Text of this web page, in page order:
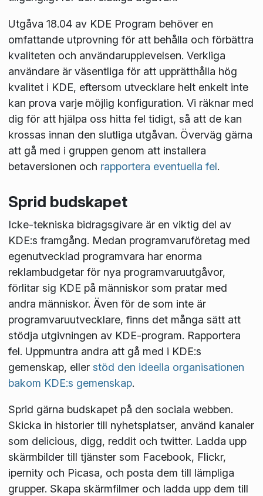
Utgåva 18.04 av KDE Program behöver en
omfattande utprovning för att behålla och förbättra
kvaliteten och användarupplevelsen. Verkliga
användare är väsentliga för att upprätthålla hög
kvalitet i KDE, eftersom utvecklare helt enkelt inte
kan prova varje möjlig konfiguration. Vi räknar med
dig för att hjälpa oss hitta fel tidigt, så att de kan
krossas innan den slutliga utgåvan. Överväg gärna
att gå med i gruppen genom att installera
betaversionen och rapportera eventuella fel.
Sprid budskapet
Icke-tekniska bidragsgivare är en viktig del av
KDE:s framgång. Medan programvaruföretag med
egenutvecklad programvara har enorma
reklambudgetar för nya programvaruutgåvor,
förlitar sig KDE på människor som pratar med
andra människor. Även för de som inte är
programvaruutvecklare, finns det många sätt att
stödja utgivningen av KDE-program. Rapportera
fel. Uppmuntra andra att gå med i KDE:s
gemenskap, eller stöd den ideella organisationen
bakom KDE:s gemenskap.
Sprid gärna budskapet på den sociala webben.
Skicka in historier till nyhetsplatser, använd kanaler
som delicious, digg, reddit och twitter. Ladda upp
skärmbilder till tjänster som Facebook, Flickr,
ipernity och Picasa, och posta dem till lämpliga
grupper. Skapa skärmfilmer och ladda upp dem till